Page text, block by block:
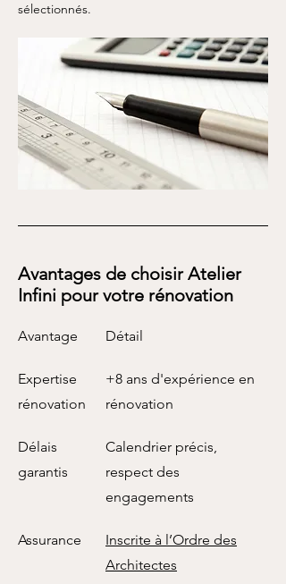
sélectionnés.
Avantages de choisir Atelier
Infini pour votre rénovation
Avantage Détail
Expertise
rénovation
+8 ans d'expérience en
rénovation
Délais
garantis
Calendrier précis,
respect des
engagements
Assurance
Inscrite à l’Ordre des
Architectes